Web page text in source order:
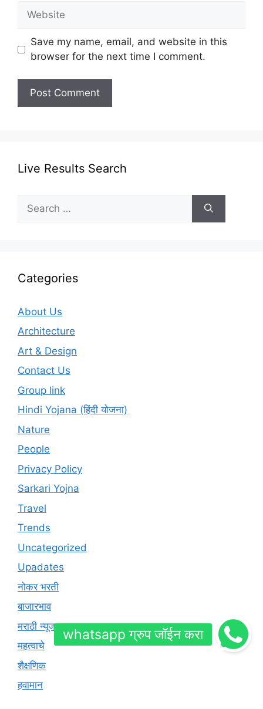
Website
Save my name, email, and website in this
browser for the next time I comment.
Live Results Search
for:
Categories
About Us
Architecture
Art & Design
Contact Us
Group link
Hindi Yojana (हिंदी योजना)
Nature
People
Privacy Policy
Sarkari Yojna
Travel
Trends
Uncategorized
Upadates
नोकर भरती
बाजारभाव
मराठी न्यूज
महत्वाचे
शैक्षणिक
हवामान